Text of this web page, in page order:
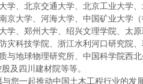
学、北京交通大学、北京工业大学
京大学、河海大学、中国矿业大学
学、郑州大学、绍兴文理学院、太原
灾科技学院、浙江水利河口研究院、
与地球物理研究所、中国科学院西
及四川建材院等等。
您一起推动中国土木工程行业的发